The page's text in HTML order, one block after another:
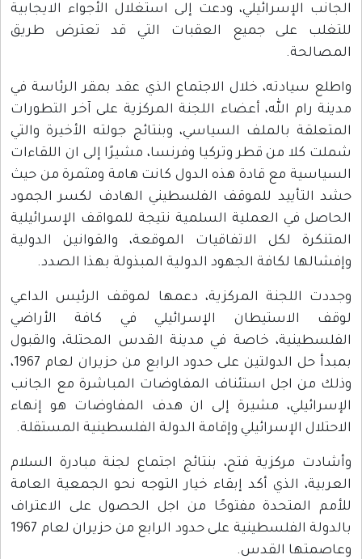
الجانب الإسرائيلي، ودعت إلى استغلال الأجواء الايجابية
للتغلب على جميع العقبات التي قد تعترض طريق
المصالحة.
واطلع سيادته، خلال الاجتماع الذي عقد بمقر الرئاسة في
مدينة رام الله، أعضاء اللجنة المركزية على آخر التطورات
المتعلقة بالملف السياسي، وبنتائج جولته الأخيرة والتي
شملت كلا من قطر وتركيا وفرنسا، مشيرًا إلى ان اللقاءات
السياسية مع قادة هذه الدول كانت هامة ومثمرة من حيث
حشد التأييد للموقف الفلسطيني الهادف لكسر الجمود
الحاصل في العملية السلمية نتيجة للمواقف الإسرائيلية
المتنكرة لكل الاتفاقيات الموقعة، والقوانين الدولية
وإفشالها لكافة الجهود الدولية المبذولة بهذا الصدد.
وجددت اللجنة المركزية، دعمها لموقف الرئيس الداعي
لوقف الاستيطان الإسرائيلي في كافة الأراضي
الفلسطينية، خاصة في مدينة القدس المحتلة، والقبول
بمبدأ حل الدولتين على حدود الرابع من حزيران لعام 1967،
وذلك من اجل استئناف المفاوضات المباشرة مع الجانب
الإسرائيلي، مشيرة إلى ان هدف المفاوضات هو إنهاء
الاحتلال الإسرائيلي وإقامة الدولة الفلسطينية المستقلة.
وأشادت مركزية فتح، بنتائج اجتماع لجنة مبادرة السلام
العربية، الذي أكد إبقاء خيار التوجه نحو الجمعية العامة
للأمم المتحدة مفتوحًا من اجل الحصول على الاعتراف
بالدولة الفلسطينية على حدود الرابع من حزيران لعام 1967
وعاصمتها القدس.